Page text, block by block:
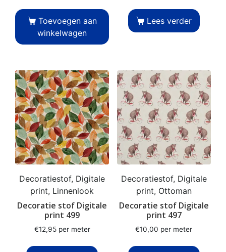
Toevoegen aan
winkelwagen
Lees verder
Decoratiestof, Digitale
print, Linnenlook
Decoratie stof Digitale
print 499
€12,95 per meter
Decoratiestof, Digitale
print, Ottoman
Decoratie stof Digitale
print 497
€10,00 per meter